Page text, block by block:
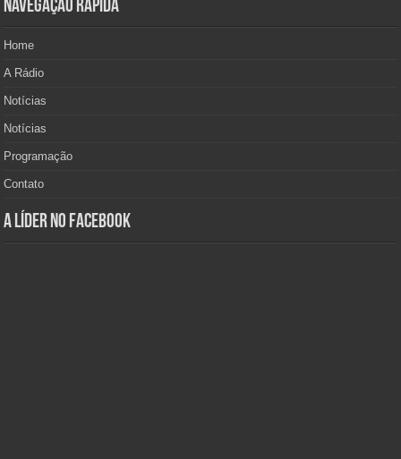
Navegação Rápida
Home
A Rádio
Notícias
Notícias
Programação
Contato
A Líder no Facebook